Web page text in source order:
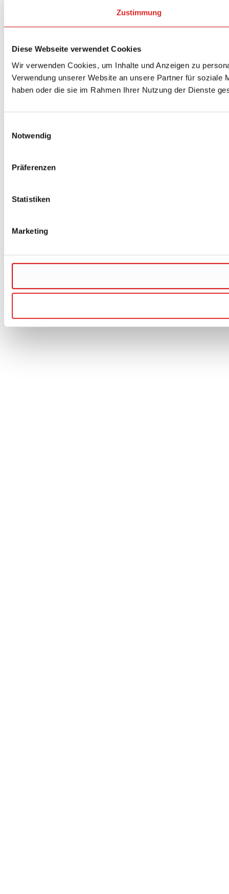
Zustimmung
Diese Webseite verwendet Cookies
Wir verwenden Cookies, um Inhalte und Anzeigen zu
Verwendung unserer Website an unsere Partner für soziale
haben oder die sie im Rahmen Ihrer Nutzung der Dienste
Notwendig
Präferenzen
Statistiken
Marketing